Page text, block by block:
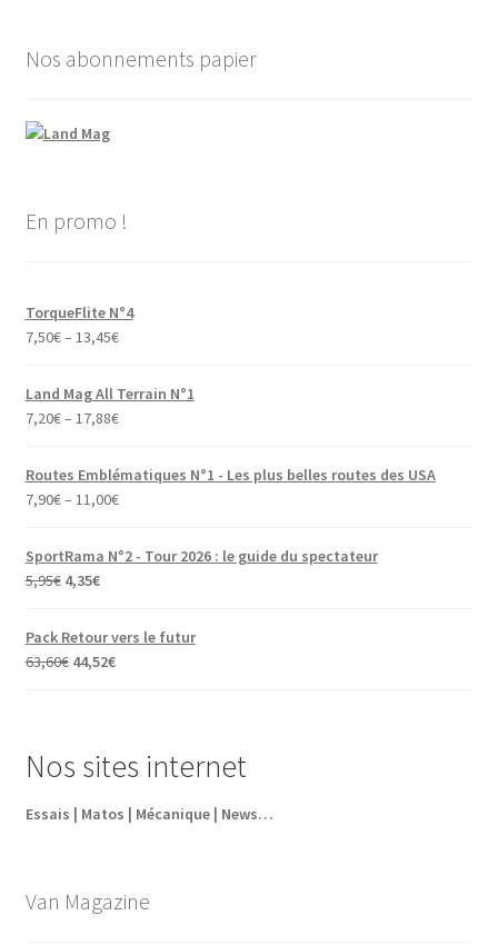
Nos abonnements papier
En promo !
TorqueFlite N°4
7,50€– 13,45€
Land Mag All Terrain N°1
7,20€– 17,88€
Routes Emblématiques N°1 - Les plus belles routes des USA
7,90€– 11,00€
SportRama N°2 - Tour 2026 : le guide du spectateur
5,95€ Le
initial
était :
5,95€.
4,35€Le
est :
Pack Retour vers le futur
63,60€ Le
63,60€.
44,52€Le
44,52€.
Nos sites internet
Essais | Matos | Mécanique | News…
Van Magazine